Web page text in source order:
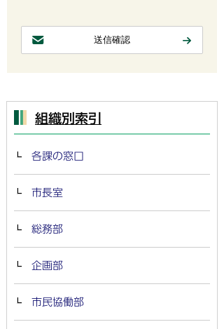
組織別索引
各課の窓口
市長室
総務部
企画部
市民協働部